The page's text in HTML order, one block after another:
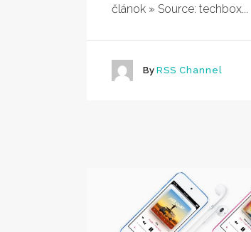
článok » Source: techbox...
By RSS Channel